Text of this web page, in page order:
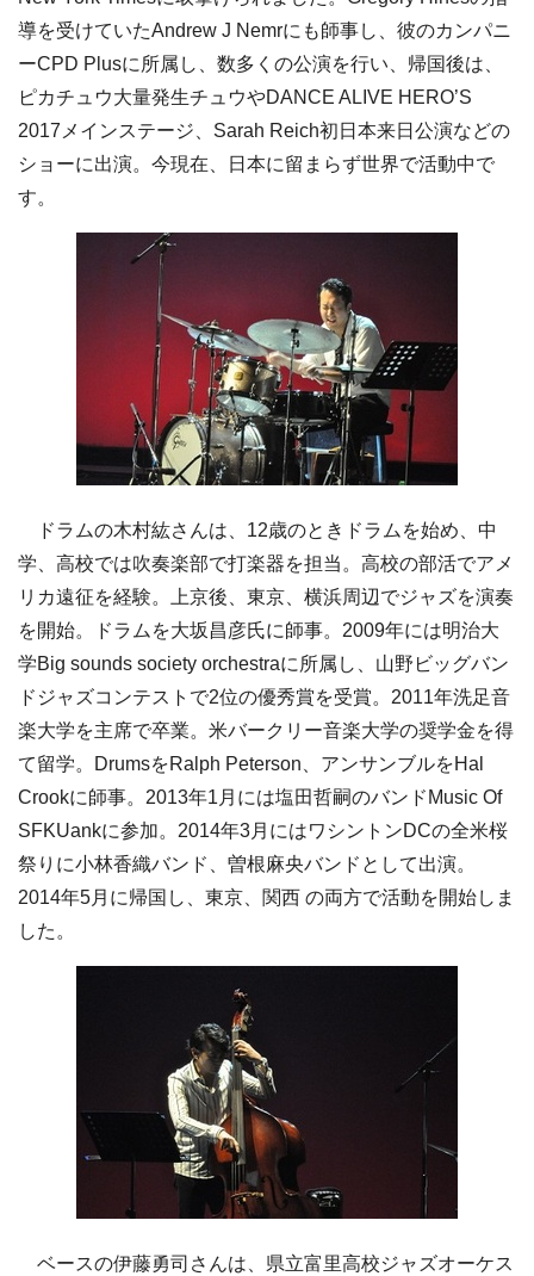
導を受けていたAndrew J Nemrにも師事し、彼のカンパニ
ーCPD Plusに所属し、数多くの公演を行い、帰国後は、
ピカチュウ大量発生チュウやDANCE ALIVE HERO’S
2017メインステージ、Sarah Reich初日本来日公演などの
ショーに出演。今現在、日本に留まらず世界で活動中で
す。
ドラムの木村紘さんは、12歳のときドラムを始め、中
学、高校では吹奏楽部で打楽器を担当。高校の部活でアメ
リカ遠征を経験。上京後、東京、横浜周辺でジャズを演奏
を開始。ドラムを大坂昌彦氏に師事。2009年には明治大
学Big sounds society orchestraに所属し、山野ビッグバン
ドジャズコンテストで2位の優秀賞を受賞。2011年洗足音
楽大学を主席で卒業。米バークリー音楽大学の奨学金を得
て留学。DrumsをRalph Peterson、アンサンブルをHal
Crookに師事。2013年1月には塩田哲嗣のバンドMusic Of
SFKUankに参加。2014年3月にはワシントンDCの全米桜
祭りに小林香織バンド、曽根麻央バンドとして出演。
2014年5月に帰国し、東京、関西 の両方で活動を開始しま
した。
ベースの伊藤勇司さんは、県立富里高校ジャズオーケス